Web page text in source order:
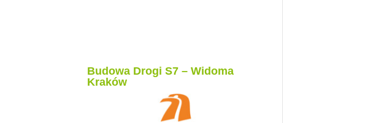
Budowa Drogi S7 – Widoma
Kraków